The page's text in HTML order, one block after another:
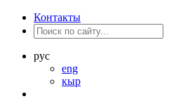
Контакты
рус
eng
кыр